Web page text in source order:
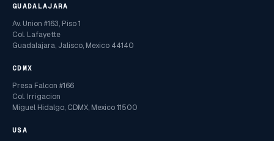
GUADALAJARA
Av. Union #163, Piso 1
Col. Lafayette
Guadalajara, Jalisco, Mexico 44140
CDMX
Presa Falcon #166
Col. Irrigacion
Miguel Hidalgo, CDMX, Mexico 11500
USA